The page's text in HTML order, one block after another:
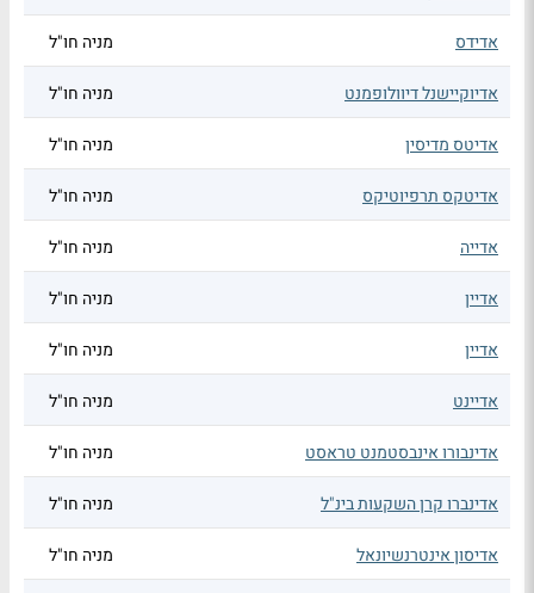
אדידס מניה חו"ל
אדיוקיישנל דיוולופמנט מניה חו"ל
אדיטס מדיסין מניה חו"ל
אדיטקס תרפיוטיקס מניה חו"ל
אדייה מניה חו"ל
אדיין מניה חו"ל
אדיין מניה חו"ל
אדיינט מניה חו"ל
אדינבורו אינבסטמנט טראסט מניה חו"ל
אדינברו קרן השקעות בינ"ל מניה חו"ל
אדיסון אינטרנשיונאל מניה חו"ל